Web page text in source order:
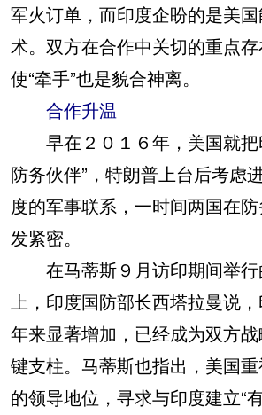
军火订单，而印度企盼的是美
术。双方在合作中关切的重点
使“牵手”也是貌合神离。
合作升温
早在２０１６年，美国就把
防务伙伴”，特朗普上台后考虑
度的军事联系，一时间两国在
发紧密。
在马蒂斯９月访印期间举行
上，印度国防部长西塔拉曼说
年来显著增加，已经成为双方
键支柱。马蒂斯也指出，美国
的领导地位，寻求与印度建立“